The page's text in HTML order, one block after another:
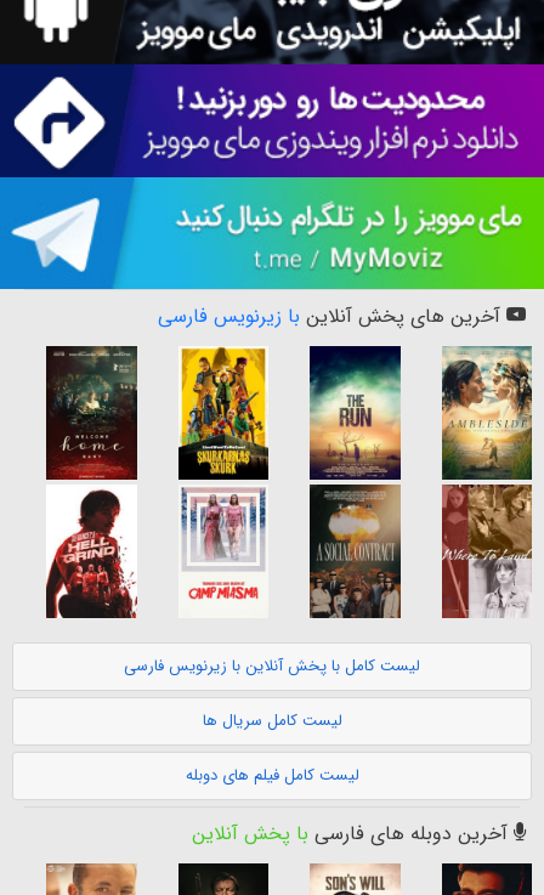
آخرین های پخش آنلاین با زیرنویس فارسی
لیست کامل با پخش آنلاین با زیرنویس فارسی
لیست کامل سریال ها
لیست کامل فیلم های دوبله
آخرین دوبله های فارسی با پخش آنلاین